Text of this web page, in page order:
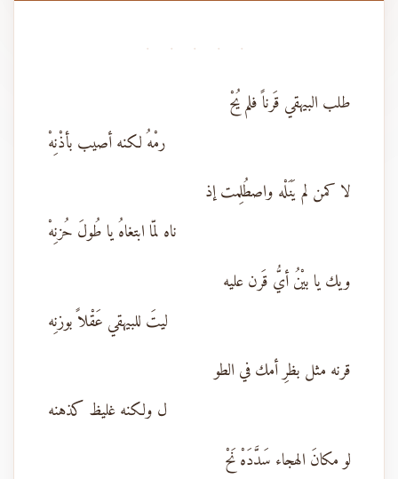
· · · · ·
طلب البيهقي قَرناً فلم يُحْ
رمْهُ لكنه أصيب بأذْنِهْ
لا كمن لم يَنَلْه واصطُلِمت إذ
ناه لمّا ابتغاهُ يا طُولَ حُزنِهْ
ويك يا بيْنُ أيُّ قَرن عليه
ليتَ للبيهقي عَقْلاً بوزنِه
قرنه مثل بظرِ أمك في الطو
ل ولكنه غليظ كذهنه
لو مكانَ الهجاء سَدَّدَهْ نَحْ